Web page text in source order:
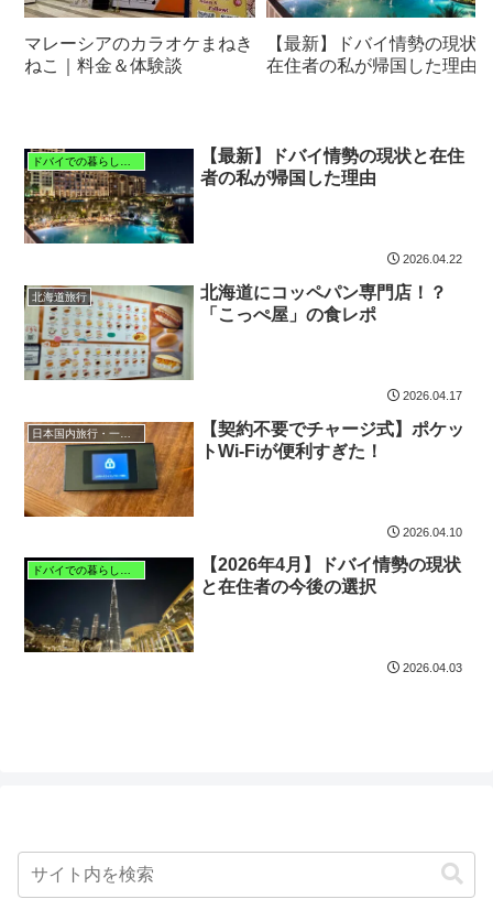
マレーシアのカラオケまねき
ねこ｜料金＆体験談
【最新】ドバイ情勢の現状
在住者の私が帰国した理由
【最新】ドバイ情勢の現状と在住
者の私が帰国した理由
2026.04.22
北海道旅行
北海道にコッペパン専門店！？
「こっぺ屋」の食レポ
2026.04.17
日本国内旅行・一時帰国
【契約不要でチャージ式】ポケッ
トWi-Fiが便利すぎた！
2026.04.10
【2026年4月】ドバイ情勢の現状
と在住者の今後の選択
2026.04.03